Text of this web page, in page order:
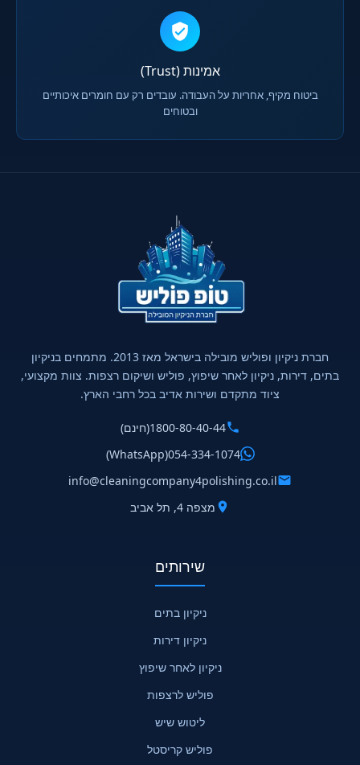
אמינות (Trust)
ביטוח מקיף, אחריות על העבודה. עובדים רק עם חומרים איכותיים
ובטוחים
חברת ניקיון ופוליש מובילה בישראל מאז 2013. מתמחים בניקיון
בתים, דירות, ניקיון לאחר שיפוץ, פוליש ושיקום רצפות. צוות מקצועי,
ציוד מתקדם ושירות אדיב בכל רחבי הארץ.
1800-80-40-44(חינם)
054-334-1074
(WhatsApp)
info@cleaningcompany4polishing.co.il
מצפה 4, תל אביב
שירותים
ניקיון בתים
ניקיון דירות
ניקיון לאחר שיפוץ
פוליש לרצפות
ליטוש שיש
פוליש קריסטל